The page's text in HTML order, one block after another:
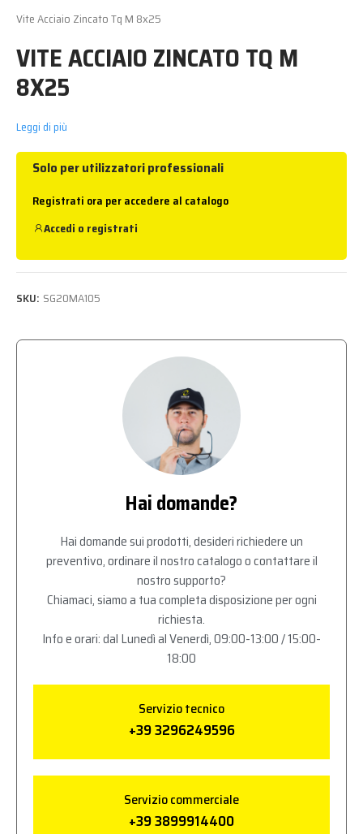
Vite Acciaio Zincato Tq M 8x25
VITE ACCIAIO ZINCATO TQ M
8X25
Leggi di più
Solo per utilizzatori professionali
Registrati ora per accedere al catalogo
Accedi o registrati
SKU: SG20MA105
Hai domande?
Hai domande sui prodotti, desideri richiedere un
preventivo, ordinare il nostro catalogo o contattare il
nostro supporto?
Chiamaci, siamo a tua completa disposizione per ogni
richiesta.
Info e orari: dal Lunedì al Venerdì, 09:00-13:00 / 15:00-
18:00
Servizio tecnico
+39 3296249596
Servizio commerciale
+39 3899914400